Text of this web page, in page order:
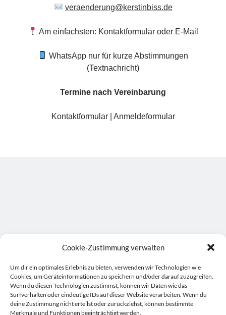
Cookie-Zustimmung verwalten
Um dir ein optimales Erlebnis zu bieten, verwenden wir Technologien wie
Cookies, um Geräteinformationen zu speichern und/oder darauf zuzugreifen.
Wenn du diesen Technologien zustimmst, können wir Daten wie das
Surfverhalten oder eindeutige IDs auf dieser Website verarbeiten. Wenn du
deine Zustimmung nicht erteilst oder zurückziehst, können bestimmte
Merkmale und Funktionen beeinträchtigt werden.
veraenderung@kerstinbiss.de
Am einfachsten: Kontaktformular oder E-Mail
WhatsApp nur für kurze Abstimmungen
(Textnachricht)
Termine nach Vereinbarung
Kontaktformular| Anmeldeformular